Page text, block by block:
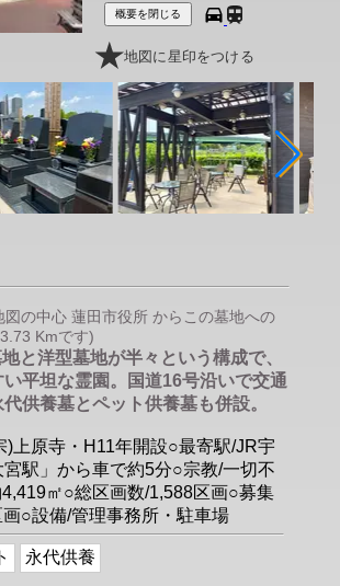
概要を閉じる
地図に星印をつける
の中心 蓮田市役所 からこの墓地への
Kmです)
と洋型墓地が半々という構成で、
平坦な霊園。国道16号沿いで交通
供養墓とペット供養墓も併設。
)上原寺・H11年開設○最寄駅/JR宇
駅」から車で約5分○宗教/一切不
㎡○総区画数/1,588区画○募集
○設備/管理事務所・駐車場
永代供養